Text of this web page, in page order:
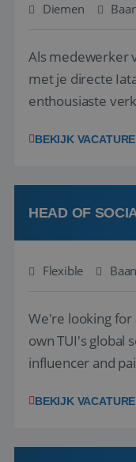
Diemen
Als medewerker
met je directe
enthousiaste
en tarieven waar
BEKIJK VACATURE
HEAD OF
Flexible Baan
We're looking for
own TUI's global
influencer and
locally. The role
Attractive
BEKIJK VACATURE